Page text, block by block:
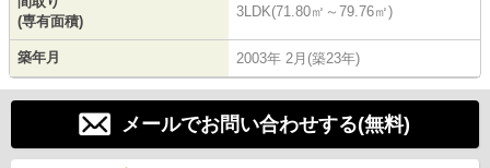
(専有面積)
3LDK(71.80㎡～79.76㎡)
築年月 2003年 2月(築23年)
メールでお問い合わせする(無料)